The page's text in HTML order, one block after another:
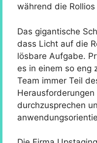
während die
Das gigantische
dass Licht auf die
lösbare Aufgabe.
es in einem so eng
Team immer Teil
Herausforderungen
durchzusprechen